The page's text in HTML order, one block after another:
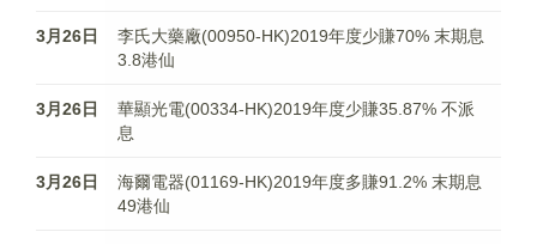
3月26日
李氏大藥廠(00950-HK)2019年度少賺70% 末期息
3.8港仙
3月26日
華顯光電(00334-HK)2019年度少賺35.87% 不派
息
3月26日
海爾電器(01169-HK)2019年度多賺91.2% 末期息
49港仙